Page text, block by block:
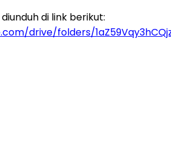
di link berikut:
drive/folders/